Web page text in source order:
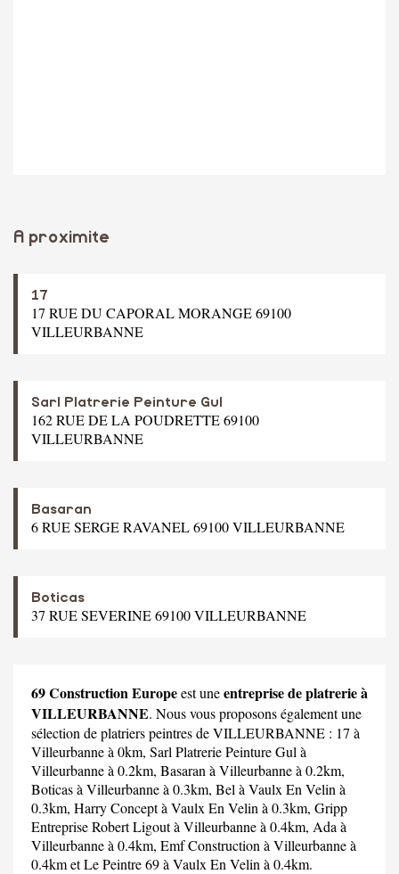
A proximite
17
17 RUE DU CAPORAL MORANGE 69100
VILLEURBANNE
Sarl Platrerie Peinture Gul
162 RUE DE LA POUDRETTE 69100
VILLEURBANNE
Basaran
6 RUE SERGE RAVANEL 69100 VILLEURBANNE
Boticas
37 RUE SEVERINE 69100 VILLEURBANNE
69 Construction Europeest uneentreprise de platrerie à
VILLEURBANNE. Nous vous proposons également une
sélection de platriers peintres de VILLEURBANNE : 17 à
Villeurbanne à 0km, Sarl Platrerie Peinture Gul à
Villeurbanne à 0.2km, Basaran à Villeurbanne à 0.2km,
Boticasà Villeurbanne à 0.3km, Bel à Vaulx En Velin à
0.3km, Harry Conceptà Vaulx En Velin à 0.3km, Gripp
Entreprise Robert Ligoutà Villeurbanne à 0.4km, Ada à
Villeurbanne à 0.4km, Emf Construction à Villeurbanne à
0.4km etLe Peintre 69à Vaulx En Velin à 0.4km.